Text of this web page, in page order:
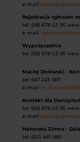
e-mail:
Rejestracja zgłoszeń
tel: (58) 678 03 95 wew.
e-mail:
Wypożyczalnia
tel: (58) 678 03 95 wew.
Maciej Dolewski -
tel: 667 225 667
e-mail:
Kontakt dla
tel: (58) 678 03 95
e-mail:
Honorata Zimna -
tel: 600 461 985